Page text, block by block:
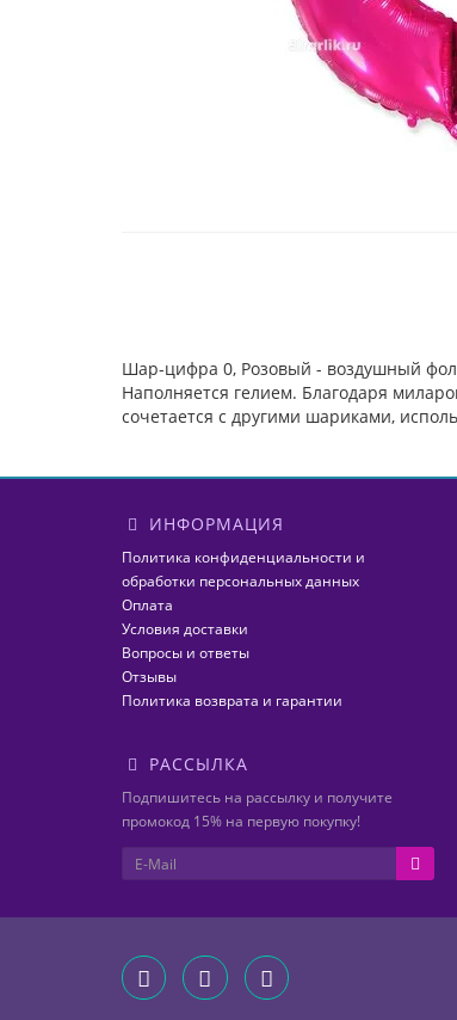
Шар-цифра 0, Розовый - воздушный
Наполняется гелием. Благодаря
сочетается с другими шариками,
ИНФОРМАЦИЯ
Политика конфиденциальности и
обработки персональных данных
Оплата
Условия доставки
Вопросы и ответы
Отзывы
Политика возврата и гарантии
РАССЫЛКА
Подпишитесь на рассылку и получите
промокод 15% на первую покупку!